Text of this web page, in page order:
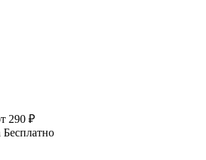
290 ₽
Бесплатно